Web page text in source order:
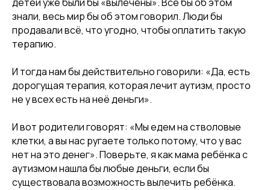
знали, весь мир бы об этом говорил. Люди бы
продавали всё, что угодно, чтобы оплатить такую
терапию.
И тогда нам бы действительно говорили: «Да, есть
дорогущая терапия, которая лечит аутизм, просто
не у всех есть на неё деньги».
И вот родители говорят: «Мы едем на стволовые
клетки, а вы нас ругаете только потому, что у вас
нет на это денег». Поверьте, я как мама ребёнка с
аутизмом нашла бы любые деньги, если бы
существовала возможность вылечить ребёнка.